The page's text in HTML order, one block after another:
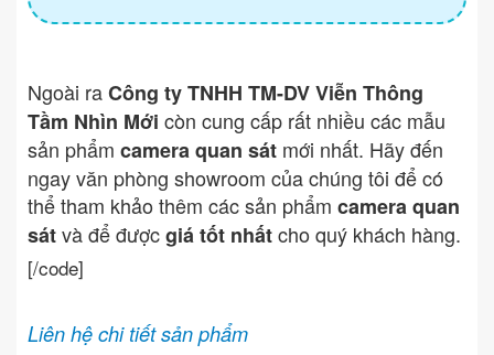
Ngoài raCông ty TNHH TM-DV Viễn Thông
Tầm Nhìn Mới còn cung cấp rất nhiều các mẫu
sản phẩm camera quan sát mới nhất. Hãy đến
ngay văn phòng showroom của chúng tôi để có
thể tham khảo thêm các sản phẩm camera quan
sátvà để đượcgiá tốt nhấtcho quý khách hàng.
[/code]
Liên hệ chi tiết sản phẩm